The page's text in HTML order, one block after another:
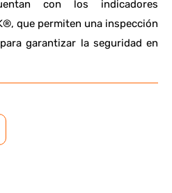
con los indicadores
que permiten una inspección
garantizar la seguridad en